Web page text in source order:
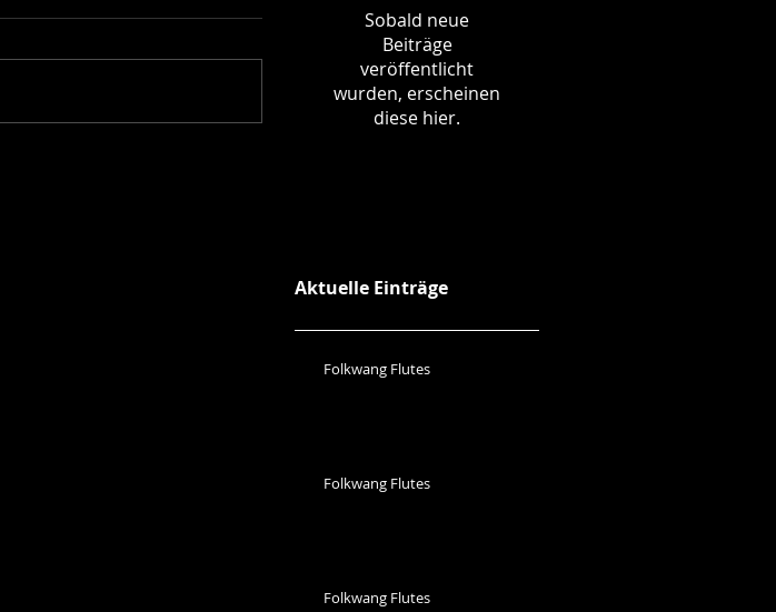
Sobald neue
Beiträge
veröffentlicht
wurden, erscheinen
diese hier.
Aktuelle Einträge
Folkwang Flutes
Folkwang Flutes
Folkwang Flutes